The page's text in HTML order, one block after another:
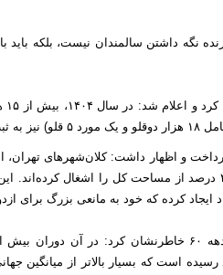
نگه داشتن سالمندان نیست، بلکه باید
است.
کشور هستند، در حالی که تنها ۲۰ درصد از مساحت کل
ایجاد کرده که خود به مانعی بزرگ برای